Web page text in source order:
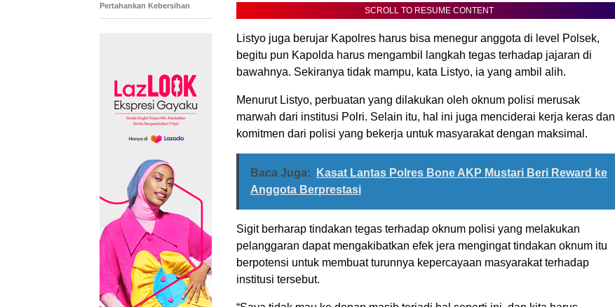
SCROLL TO RESUME CONTENT
Listyo juga berujar Kapolres harus bisa menegur anggota di level Polsek,
begitu pun Kapolda harus mengambil langkah tegas terhadap jajaran di
bawahnya. Sekiranya tidak mampu, kata Listyo, ia yang ambil alih.
Menurut Listyo, perbuatan yang dilakukan oleh oknum polisi merusak
marwah dari institusi Polri. Selain itu, hal ini juga menciderai kerja keras dan
komitmen dari polisi yang bekerja untuk masyarakat dengan maksimal.
Baca Juga:
Kasat Lantas Polres Bone AKP Mustari Beri Reward ke
Anggota Berprestasi
Sigit berharap tindakan tegas terhadap oknum polisi yang melakukan
pelanggaran dapat mengakibatkan efek jera mengingat tindakan oknum itu
berpotensi untuk membuat turunnya kepercayaan masyarakat terhadap
institusi tersebut.
Pertahankan Kebersihan